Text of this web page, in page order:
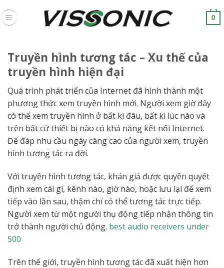
to
0
Truyền hình tương tác – Xu thế của
truyền hình hiện đại
Quá trình phát triển của Internet đã hình thành một
phương thức xem truyền hình mới. Người xem giờ đây
có thể xem truyền hình ở bất kì đâu, bất kì lúc nào và
trên bất cứ thiết bị nào có khả năng kết nối Internet.
Để đáp nhu cầu ngày càng cao của người xem, truyền
hình tương tác ra đời.
Với truyền hình tương tác, khán giả được quyền quyết
định xem cái gì, kênh nào, giờ nào, hoặc lưu lại để xem
tiếp vào lần sau, thậm chí có thể tương tác trực tiếp.
Người xem từ một người thụ động tiếp nhận thông tin
trở thành người chủ động. best audio receivers under
500
Trên thế giới, truyền hình tương tác đã xuất hiện hơn